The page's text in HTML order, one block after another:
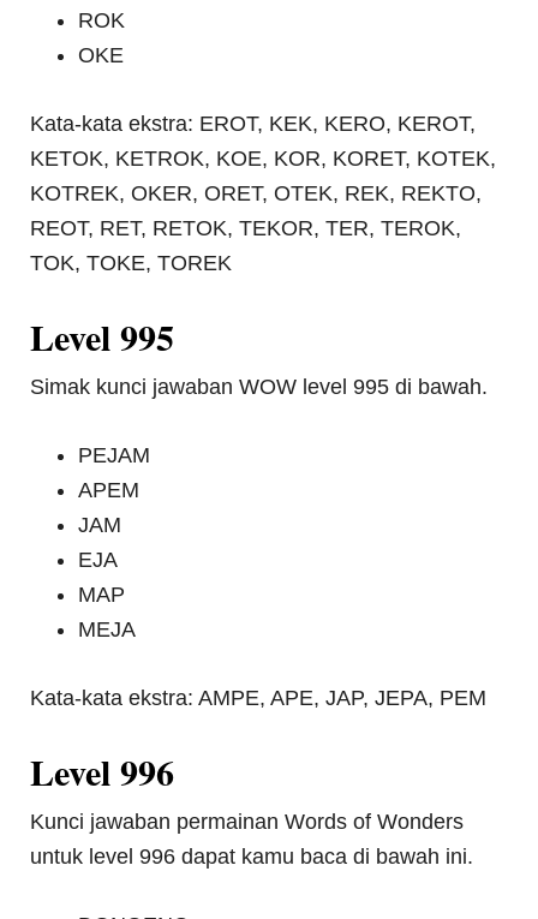
ROK
OKE
Kata-kata ekstra: EROT, KEK, KERO, KEROT,
KETOK, KETROK, KOE, KOR, KORET, KOTEK,
KOTREK, OKER, ORET, OTEK, REK, REKTO,
REOT, RET, RETOK, TEKOR, TER, TEROK,
TOK, TOKE, TOREK
Level 995
Simak kunci jawaban WOW level 995 di bawah.
PEJAM
APEM
JAM
EJA
MAP
MEJA
Kata-kata ekstra: AMPE, APE, JAP, JEPA, PEM
Level 996
Kunci jawaban permainan Words of Wonders
untuk level 996 dapat kamu baca di bawah ini.